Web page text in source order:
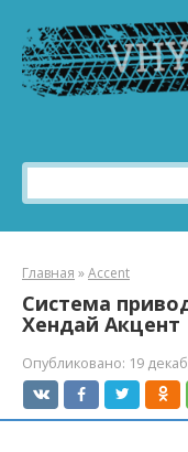
контенту
Поиск:
Главная »Accent
Система
Хендай Акцент
Опубликовано: 19